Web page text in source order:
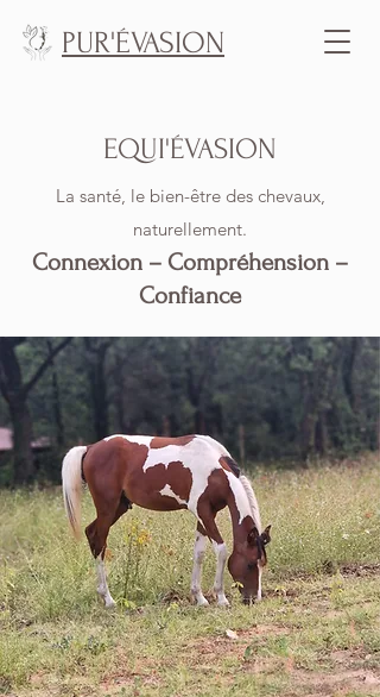
PUR'ÉVASION
EQUI'ÉVASION
La santé, le bien-être des chevaux,
naturellement.
Connexion – Compréhension –
Confiance